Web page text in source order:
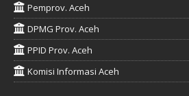
Pemprov. Aceh
DPMG Prov. Aceh
PPID Prov. Aceh
Komisi Informasi Aceh